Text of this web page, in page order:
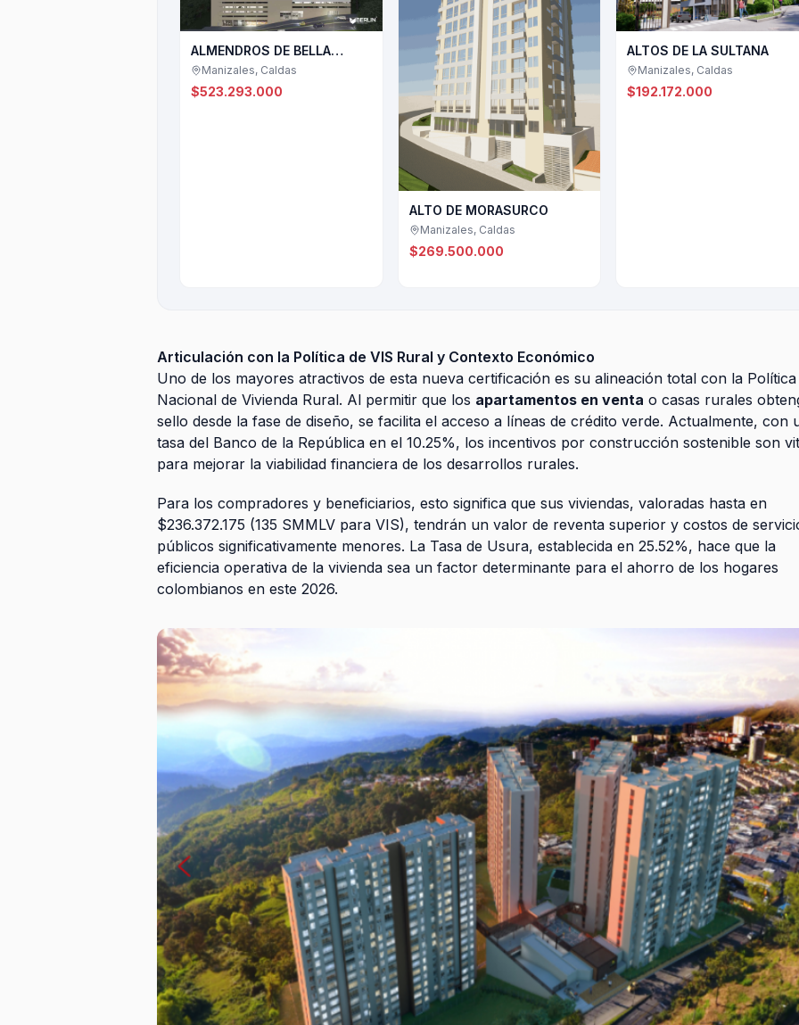
ALMENDROS DE BELLA
SUIZA
Manizales, Caldas
$523.293.000
ALTO DE MORASURCO
Manizales, Caldas
$269.500.000
ALTOS DE LA SULTANA
Manizales, Caldas
$192.172.000
Articulación con la Política de VIS Rural y Contexto Económico
Uno de los mayores atractivos de esta nueva certificación es su alineación total con la Política
Nacional de Vivienda Rural. Al permitir que los apartamentos en venta o casas rurales
sello desde la fase de diseño, se facilita el acceso a líneas de crédito verde. Actualmente, con
tasa del Banco de la República en el 10.25%, los incentivos por construcción sostenible son
para mejorar la viabilidad financiera de los desarrollos rurales.
Para los compradores y beneficiarios, esto significa que sus viviendas, valoradas hasta en
$236.372.175 (135 SMMLV para VIS), tendrán un valor de reventa superior y costos de
públicos significativamente menores. La Tasa de Usura, establecida en 25.52%, hace que la
eficiencia operativa de la vivienda sea un factor determinante para el ahorro de los hogares
colombianos en este 2026.